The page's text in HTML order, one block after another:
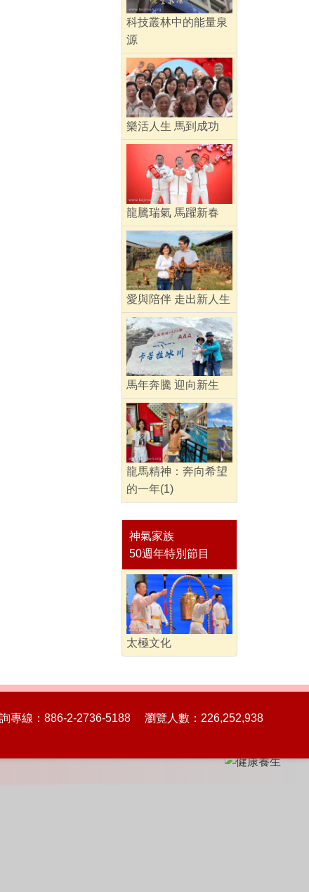
科技叢林中的能量泉
源
樂活人生 馬到成功
龍騰瑞氣 馬躍新春
愛與陪伴 走出新人生
馬年奔騰 迎向新生
龍馬精神：奔向希望
的一年(1)
神氣家族
50週年特別節目
太極文化
專線：886-2-2736-5188 瀏覽人數：226,252,938